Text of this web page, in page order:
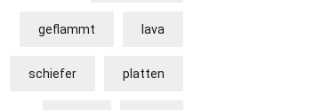
geflammt lava
schiefer platten